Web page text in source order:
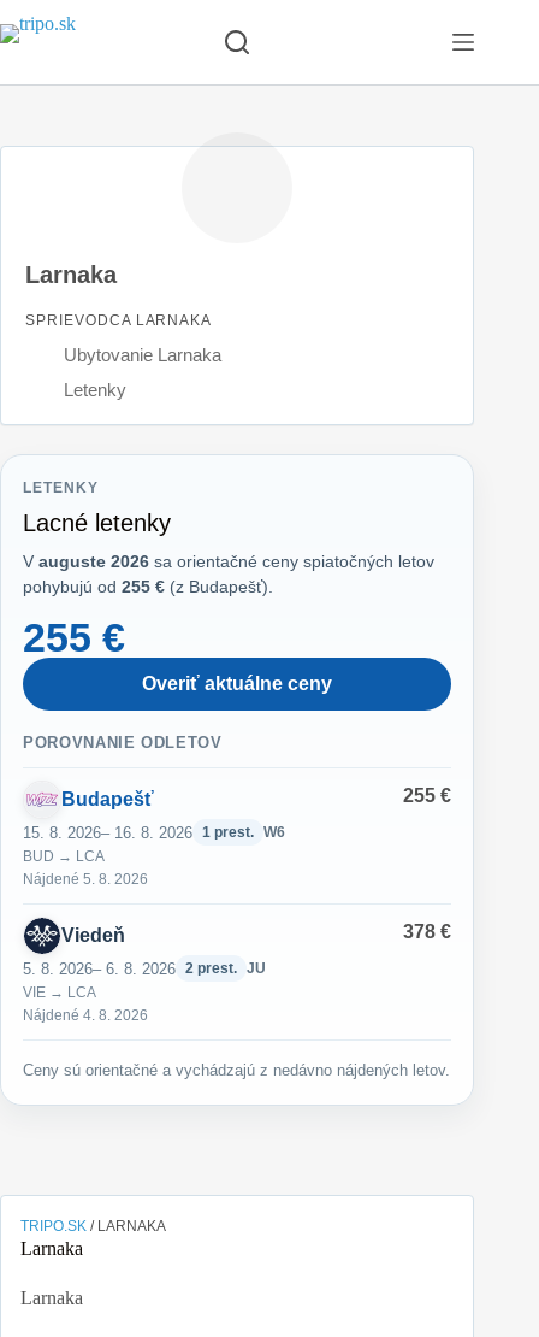
to
TRIPO.SK / LARNAKA
Larnaka
Larnaka
Larnaka
SPRIEVODCA LARNAKA
Ubytovanie Larnaka
Letenky
LETENKY
Lacné letenky
V auguste 2026 sa orientačné ceny spiatočných letov
pohybujú od 255 € (z Budapešť).
255 €
Overiť aktuálne ceny
POROVNANIE ODLETOV
Budapešť
15. 8. 2026– 16. 8. 2026 1 prest. W6
BUD → LCA
Nájdené 5. 8. 2026
255 €
Viedeň
5. 8. 2026– 6. 8. 2026 2 prest. JU
VIE → LCA
Nájdené 4. 8. 2026
378 €
Ceny sú orientačné a vychádzajú z nedávno nájdených letov.